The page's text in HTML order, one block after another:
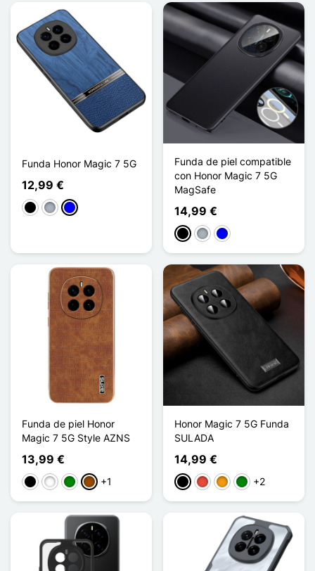
Funda Honor Magic 7 5G
12,99 €
NegroGris Azul
Funda de piel compatible
con Honor Magic 7 5G
MagSafe
14,99 €
NegroGris Azul
Funda de piel Honor
Magic 7 5G Style AZNS
13,99 €
NegroBlancoVerdeMarrón
+1
Honor Magic 7 5G Funda
SULADA
14,99 €
NegroRojoNaranjaVerde
+2